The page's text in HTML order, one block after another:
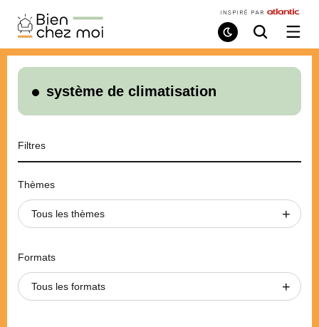
Bien
Chez
Moi
Mode
de
Recherche
/
le
système de climatisation
Filtres
Thèmes
Tous les thèmes
Formats
Tous les formats